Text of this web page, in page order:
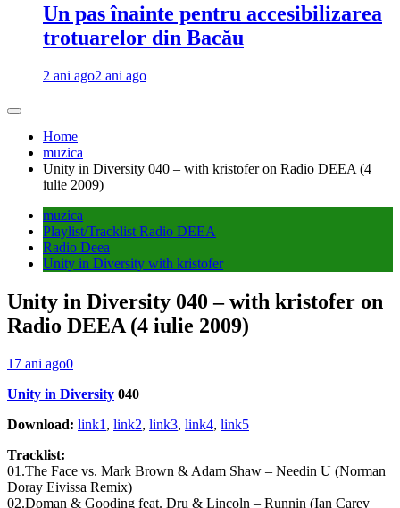
Un pas înainte pentru accesibilizarea
trotuarelor din Bacău
2 ani ago2 ani ago
Home
muzica
Unity in Diversity 040 – with kristofer on Radio DEEA (4
iulie 2009)
muzica
Playlist/Tracklist Radio DEEA
Radio Deea
Unity in Diversity with kristofer
Unity in Diversity 040 – with kristofer on
Radio DEEA (4 iulie 2009)
17 ani ago0
Unity in Diversity 040
Download: link1 , link2, link3, link4, link5
Tracklist:
01.The Face vs. Mark Brown & Adam Shaw – Needin U (Norman
Doray Eivissa Remix)
02.Doman & Gooding feat. Dru & Lincoln – Runnin (Ian Carey